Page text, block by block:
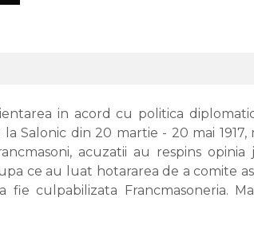
in acord cu politica
Salonic din 20 martie - 20 mai
acuzatii au respins
ce au luat hotararea de a comite
culpabilizata Francmasoneria.